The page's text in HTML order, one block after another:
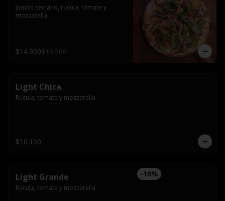
Jamón serrano, rúcula, tomate y
mozzarella.
$14.900$16.500
Light Chica
Rúcula, tomate y mozzarella.
$10.100
-10%
Light Grande
Rúcula, tomate y mozzarella.